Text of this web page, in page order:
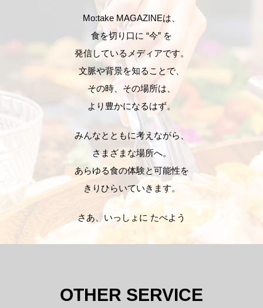
Mo:take MAGAZINEは、
食を切り口に “今” を
発信しているメディアです。
文脈や背景を知ることで、
その時、その場所は、
より豊かになるはず。
みんなとともに考えながら、
さまざまな場所へ。
あらゆる食の体験と可能性を
きりひらいていきます。
さあ、いっしょに たべよう
OTHER SERVICE